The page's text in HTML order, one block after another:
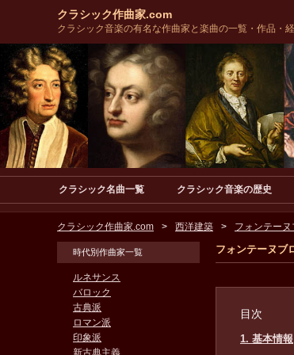
クラシック作曲家.com
クラシック音楽の有名な作曲家と楽曲の一覧・作品・
クラシック名曲一覧 クラシック音楽の歴史
クラシック作曲家.com 西洋建築 フォンテー
フォンテーヌブ
目次
1. 基本情報
時代別作曲家一覧
ルネサンス
バロック
古典派
ロマン派
印象派
新古典主義